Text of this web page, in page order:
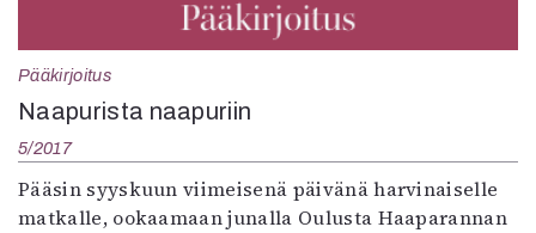
Pääkirjoitus
Naapurista naapuriin
5/2017
Pääsin syyskuun viimeisenä päivänä harvinaiselle
matkalle, ookaamaan junalla Oulusta Haaparannan